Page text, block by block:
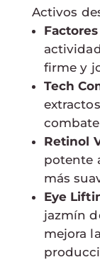
Activos
firme y
Tech
Retinol
potente
más
Eye
jazmín
mejora